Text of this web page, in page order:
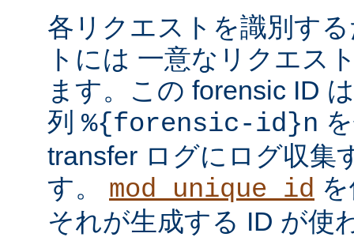
各リクエストを識別す
トには 一意なリクエス
ます。この forensic ID
列 %{forensic-id}n
transfer ログにログ収集
す。 mod_unique_id
それが生成する ID が使